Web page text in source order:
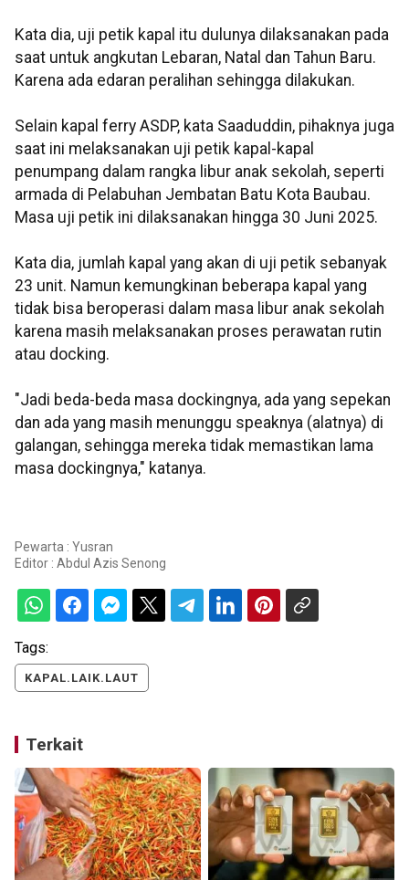
Kata dia, uji petik kapal itu dulunya dilaksanakan pada
saat untuk angkutan Lebaran, Natal dan Tahun Baru.
Karena ada edaran peralihan sehingga dilakukan.
Selain kapal ferry ASDP, kata Saaduddin, pihaknya juga
saat ini melaksanakan uji petik kapal-kapal
penumpang dalam rangka libur anak sekolah, seperti
armada di Pelabuhan Jembatan Batu Kota Baubau.
Masa uji petik ini dilaksanakan hingga 30 Juni 2025.
Kata dia, jumlah kapal yang akan di uji petik sebanyak
23 unit. Namun kemungkinan beberapa kapal yang
tidak bisa beroperasi dalam masa libur anak sekolah
karena masih melaksanakan proses perawatan rutin
atau docking.
"Jadi beda-beda masa dockingnya, ada yang sepekan
dan ada yang masih menunggu speaknya (alatnya) di
galangan, sehingga mereka tidak memastikan lama
masa dockingnya," katanya.
Pewarta : Yusran
Editor : Abdul Azis Senong
Tags:
KAPAL.LAIK.LAUT
Terkait